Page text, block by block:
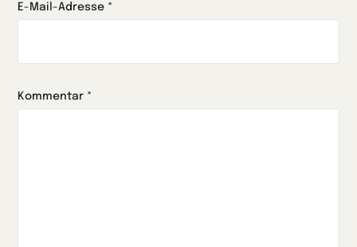
E-Mail-Adresse *
Kommentar *